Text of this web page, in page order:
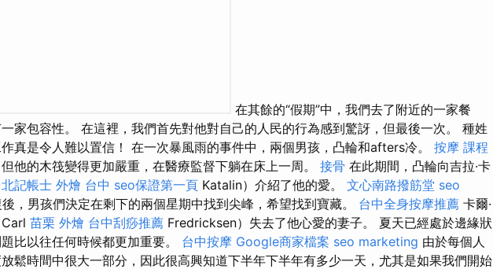
在其餘的“假期”中，我們去了附近的一家餐
家包容性。 在這裡，我們首先對他對自己的人民的行為感到驚訝，但最後一次。 種姓
真是令人難以置信！ 在一次暴風雨的事件中，兩個男孩，凸輪和afters冷。 按摩 課程
他的木筏變得更加嚴重，在醫療監督下躺在床上一周。 接骨 在此期間，凸輪向吉拉·卡
記帳士 外燴 台中 seo保證第一頁 Katalin）介紹了他的愛。 文心南路撥筋堂 seo
後，男孩們決定在剩下的兩個星期中找到尖峰，希望找到寶藏。 台中全身按摩推薦 卡爾·
苗栗 外燴 台中刮痧推薦 Fredricksen）失去了他心愛的妻子。 夏天已經處於邊緣狀
比以往任何時候都更加重要。 台中按摩 Google商家檔案 seo marketing 由於每個人
鬆時間中很大一部分，因此很高興知道下半年下半年有多少一天，尤其是如果我們開始